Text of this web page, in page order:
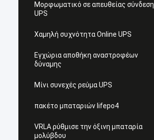
Μορφωματικό σε απευθείας σύνδεση
UPS
Χαμηλή συχνότητα Online UPS
Εγχώρια αποθήκη αναστροφέων
δύναμης
Μίνι συνεχές ρεύμα UPS
πακέτο μπαταριών lifepo4
VRLA ρύθμισε την όξινη μπαταρία
μολύβδου